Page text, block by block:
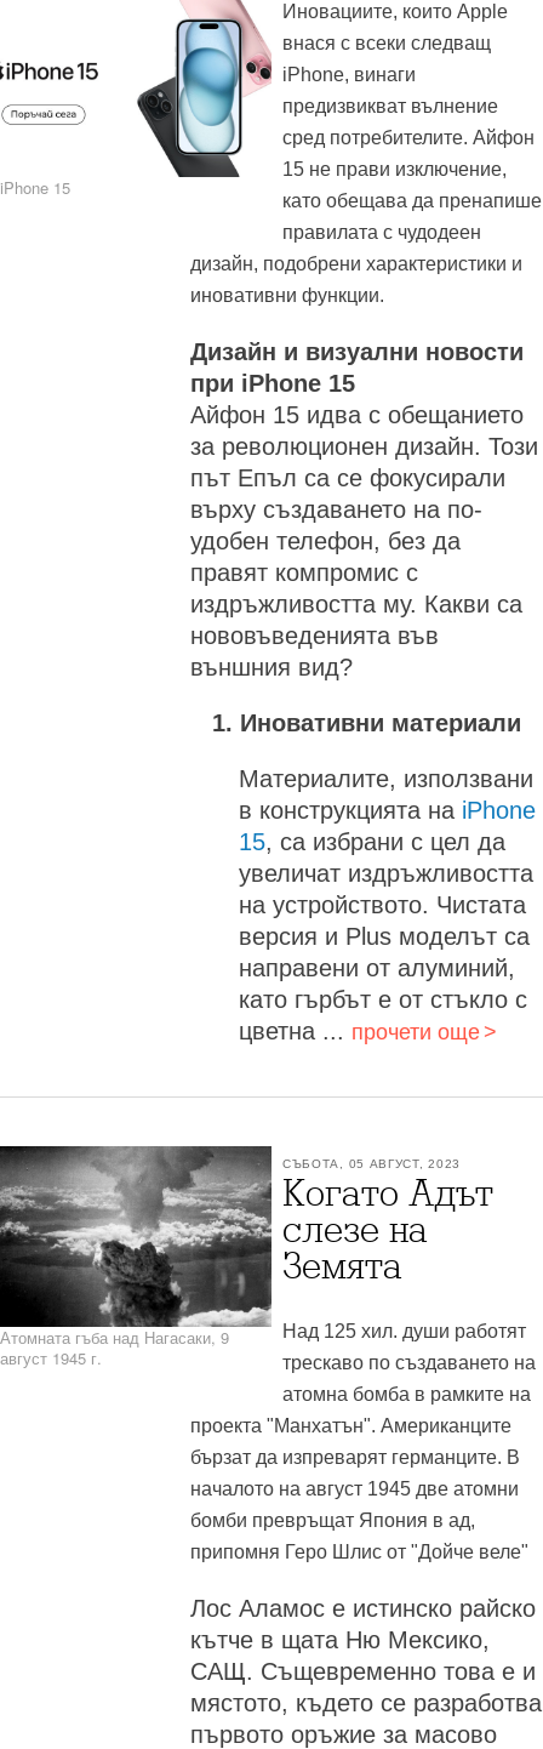
iPhone 15
Иновациите, които Apple
внася с всеки следващ
iPhone, винаги
предизвикват вълнение
сред потребителите. Айфон
15 не прави изключение,
като обещава да пренапише
правилата с чудодеен
дизайн, подобрени характеристики и
иновативни функции.
Дизайн и визуални новости
при iPhone 15
Айфон 15 идва с обещанието
за революционен дизайн. Този
път Епъл са се фокусирали
върху създаването на по-
удобен телефон, без да
правят компромис с
издръжливостта му. Какви са
нововъведенията във
външния вид?
1. Иновативни материали
Материалите, използвани
в конструкцията на iPhone
15, са избрани с цел да
увеличат издръжливостта
на устройството. Чистата
версия и Plus моделът са
направени от алуминий,
като гърбът е от стъкло с
цветна ... прочети още
СЪБОТА, 05 АВГУСТ, 2023
Когато Адът
слезе на
Земята
Атомната гъба над Нагасаки, 9
август 1945 г.
Над 125 хил. души работят
трескаво по създаването на
атомна бомба в рамките на
проекта "Манхатън". Американците
бързат да изпреварят германците. В
началото на август 1945 две атомни
бомби превръщат Япония в ад,
припомня Геро Шлис от "Дойче веле"
Лос Аламос е истинско райско
кътче в щата Ню Мексико,
САЩ. Същевременно това е и
мястото, където се разработва
първото оръжие за масово